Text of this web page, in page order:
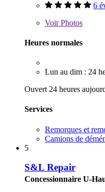
6
VoirPhotos
Heures normales
Lun au dim : 24
Ouvert 24 heures
Services
Remorques et
Camions de
5
S&L Repair
Concessionnaire U-